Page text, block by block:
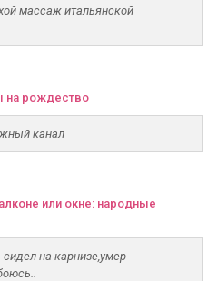
массаж итальянской
на рождество
канал
или окне: народные
на карнизе,умер